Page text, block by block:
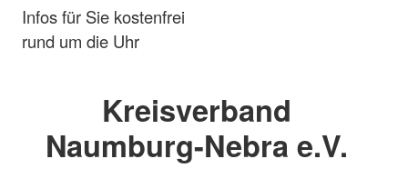
Infos für Sie kostenfrei
rund um die Uhr
Kreisverband
Naumburg-Nebra e.V.